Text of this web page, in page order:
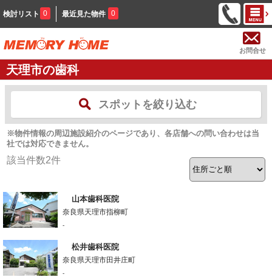
検討リスト 0 最近見た物件 0
お問合せ
天理市の歯科
スポットを絞り込む
※物件情報の周辺施設紹介のページであり、各店舗への問い合わせは当
社では対応できません。
該当件数2件
山本歯科医院
奈良県天理市指柳町
-
松井歯科医院
奈良県天理市田井庄町
-